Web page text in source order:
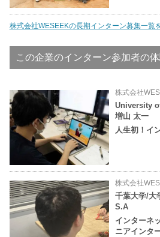
株式会社WESEEKの長期インターン募集一覧
この企業のインターン参加者の
株式会社
University
増山 太一
人生初！イ
株式会社
千葉大学/大
S.A
インターネ
ニアインタ